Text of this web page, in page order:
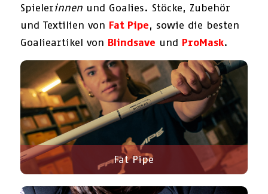
Spielerinnenund Goalies. Stöcke, Zubehör
und Textilien von Fat Pipe, sowie die besten
Goalieartikel von Blindsave und ProMask.
Fat Pipe